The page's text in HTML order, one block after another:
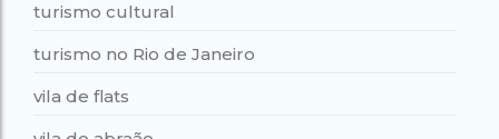
turismo cultural
turismo no Rio de Janeiro
vila de flats